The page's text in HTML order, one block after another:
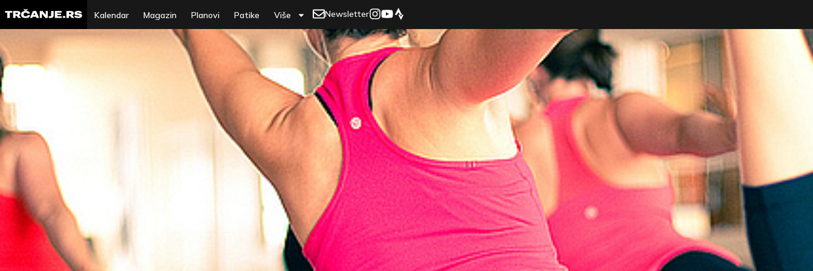
Kalendar Magazin Planovi Patike Više Newsletter